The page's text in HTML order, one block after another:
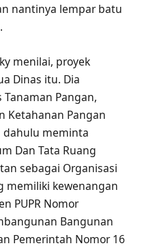
nantinya lempar batu
menilai, proyek
Dinas itu. Dia
Pangan,
Ketahanan Pangan
dahulu meminta
Dan Tata Ruang
sebagai Organisasi
memiliki kewenangan
PUPR Nomor
Bangunan
Pemerintah Nomor 16